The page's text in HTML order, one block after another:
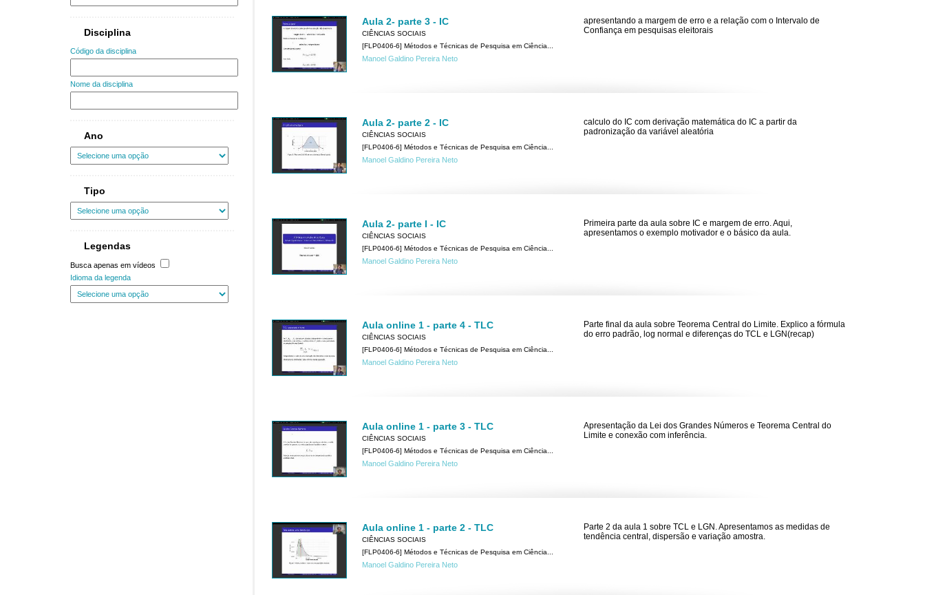
Disciplina
Código da disciplina
Nome da disciplina
Ano
Tipo
Legendas
Busca apenas em vídeos
Idioma da legenda
Aula 2- parte 3 - IC
CIÊNCIAS SOCIAIS
[FLP0406-6] Métodos e Técnicas de Pesquisa em Ciência...
Manoel Galdino Pereira Neto
apresentando a margem de erro e a relação com o Intervalo de
Confiança em pesquisas eleitorais
Aula 2- parte 2 - IC
CIÊNCIAS SOCIAIS
[FLP0406-6] Métodos e Técnicas de Pesquisa em Ciência...
Manoel Galdino Pereira Neto
calculo do IC com derivação matemática do IC a partir da
padronização da variável aleatória
Aula 2- parte I - IC
CIÊNCIAS SOCIAIS
[FLP0406-6] Métodos e Técnicas de Pesquisa em Ciência...
Manoel Galdino Pereira Neto
Primeira parte da aula sobre IC e margem de erro. Aqui,
apresentamos o exemplo motivador e o básico da aula.
Aula online 1 - parte 4 - TLC
CIÊNCIAS SOCIAIS
[FLP0406-6] Métodos e Técnicas de Pesquisa em Ciência...
Manoel Galdino Pereira Neto
Parte final da aula sobre Teorema Central do Limite. Explico a fórmula
do erro padrão, log normal e diferenças do TCL e LGN(recap)
Aula online 1 - parte 3 - TLC
CIÊNCIAS SOCIAIS
[FLP0406-6] Métodos e Técnicas de Pesquisa em Ciência...
Manoel Galdino Pereira Neto
Apresentação da Lei dos Grandes Números e Teorema Central do
Limite e conexão com inferência.
Aula online 1 - parte 2 - TLC
CIÊNCIAS SOCIAIS
[FLP0406-6] Métodos e Técnicas de Pesquisa em Ciência...
Manoel Galdino Pereira Neto
Parte 2 da aula 1 sobre TCL e LGN. Apresentamos as medidas de
tendência central, dispersão e variação amostra.